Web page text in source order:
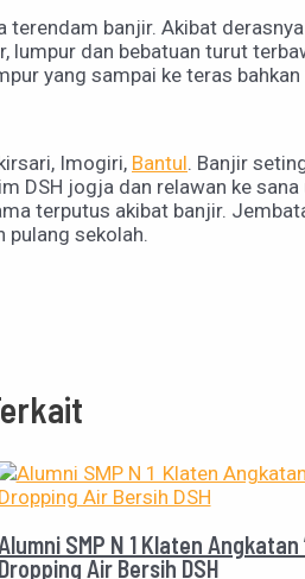
banjir. Akibat
dan bebatuan turut
yang sampai ke teras
Imogiri, Bantul. Banjir
DSH jogja dan relawan ke
terputus akibat banjir.
pulang sekolah.
SMP N 1 Klaten
Dropping Air Bersih DSH